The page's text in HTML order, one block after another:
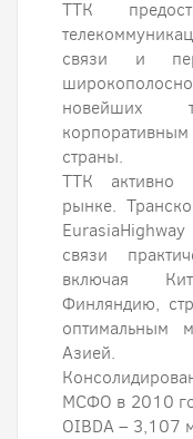
ТТК
связи и
новейших
страны.
ТТК активно
рынке.
связи
включая
Финляндию,
оптимальным
Азией.
МСФО в 2010
OIBDA – 3,107